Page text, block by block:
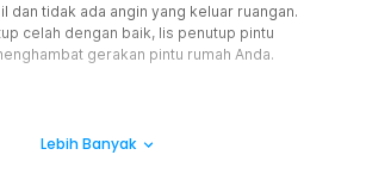
dan tidak ada angin yang keluar ruangan.
celah dengan baik, lis penutup pintu
gerakan pintu rumah Anda.
Serangga
Lebih Banyak